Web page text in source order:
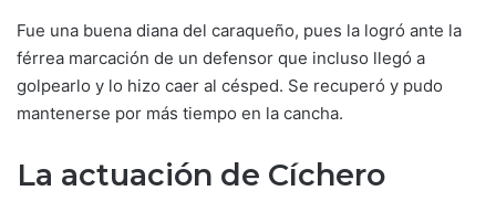
Fue una buena diana del caraqueño, pues la logró ante la
férrea marcación de un defensor que incluso llegó a
golpearlo y lo hizo caer al césped. Se recuperó y pudo
mantenerse por más tiempo en la cancha.
La actuación de Cíchero